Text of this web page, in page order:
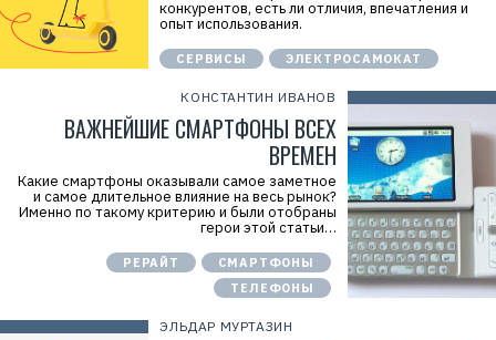
конкурентов, есть ли отличия, впечатления и
опыт использования.
СЕРВИСЫ ЭЛЕКТРОСАМОКАТ
КОНСТАНТИН ИВАНОВ
ВАЖНЕЙШИЕ СМАРТФОНЫ ВСЕХ
ВРЕМЕН
Какие смартфоны оказывали самое заметное
и самое длительное влияние на весь рынок?
Именно по такому критерию и были отобраны
герои этой статьи…
РЕРАЙТ
СМАРТФОНЫ
ТЕЛЕФОНЫ
ЭЛЬДАР МУРТАЗИН